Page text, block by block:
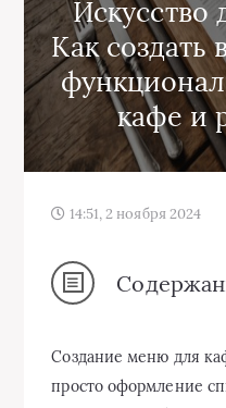
Искусство
Как
кафе и
14:51, 2 ноября 2024
Создание меню для
просто оформление